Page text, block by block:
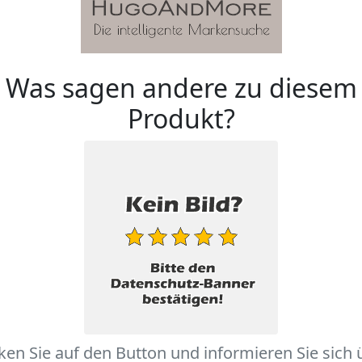
Was sagen andere zu diesem
Produkt?
Sie auf den Button und informieren Sie sich